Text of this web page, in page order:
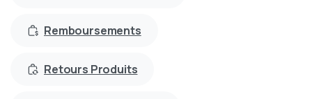
Remboursements
Retours Produits